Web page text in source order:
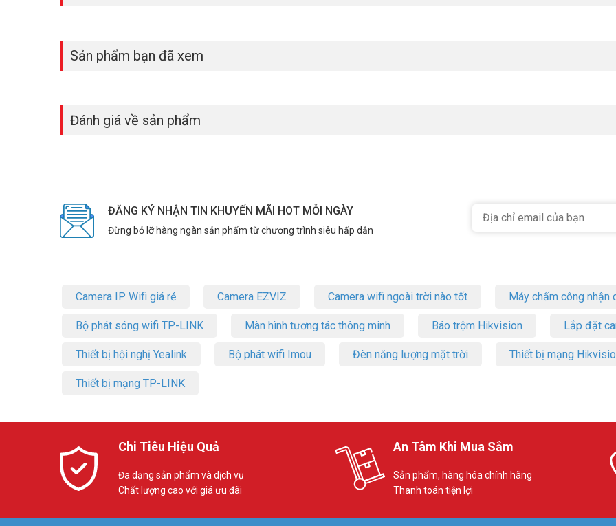
Sản phẩm bạn đã xem
Đánh giá về sản phẩm
ĐĂNG KÝ NHẬN TIN KHUYẾN MÃI HOT MỖI NGÀY
Đừng bỏ lỡ hàng ngàn sản phẩm từ chương trình siêu hấp dẫn
Camera IP Wifi giá rẻ Camera EZVIZ Camera wifi ngoài trời nào tốt Máy chấm công nhận
Bộ phát sóng wifi TP-LINK Màn hình tương tác thông minh Báo trộm Hikvision Lắp đặt
Thiết bị hội nghị Yealink Bộ phát wifi Imou Đèn năng lượng mặt trời Thiết bị mạng
Thiết bị mạng TP-LINK
Chi Tiêu Hiệu Quả
Đa dạng sản phẩm và dịch vụ
Chất lượng cao với giá ưu đãi
An Tâm Khi Mua Sắm
Sản phẩm, hàng hóa chính hãng
Thanh toán tiện lợi